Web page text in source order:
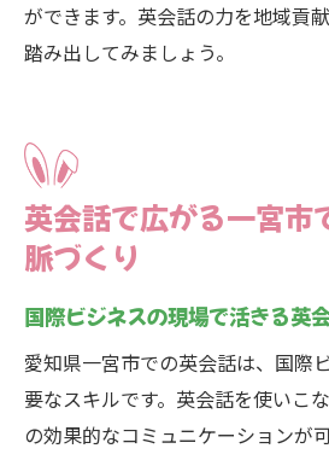
ができます。英会話の力を地域貢
踏み出してみましょう。
英会話で広がる一宮市
脈づくり
国際ビジネスの現場で活きる英
愛知県一宮市での英会話は、国際
要なスキルです。英会話を使いこ
の効果的なコミュニケーションが